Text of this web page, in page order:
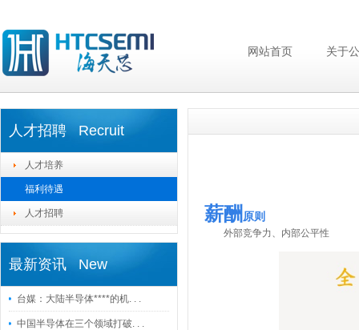
网站首页 关于
人才招聘 Recruit
人才培养
福利待遇
人才招聘
最新资讯 New
台媒：大陆半导体****的机. . .
中国半导体在三个领域打破. . .
薪酬 原则
外部竞争力、内部公平性